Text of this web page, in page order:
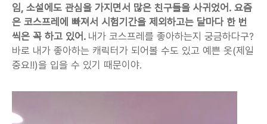
임, 소설에도 관심을 가지면서 많은 친구들을 사귀었어. 요즘
은 코스프레에 빠져서 시험기간을 제외하고는 달마다 한 번
씩은 꼭 하고 있어. 내가 코스프레를 좋아하는지 궁금하다구?
바로 내가 좋아하는 캐릭터가 되어볼 수도 있고 예쁜 옷(제일
중요!!)을 입을 수 있기 때문이야.